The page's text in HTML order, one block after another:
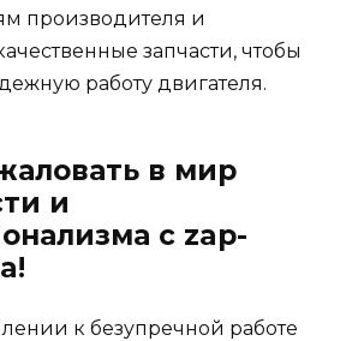
производителя и
запчасти, чтобы
работу двигателя.
в мир
и
с zap-
к безупречной работе